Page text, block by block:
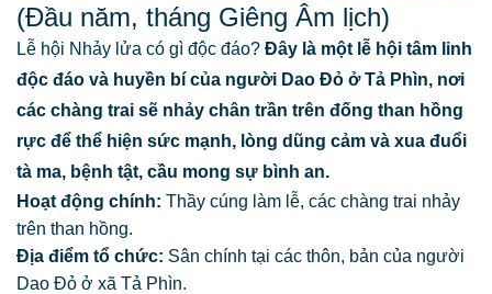
(Đầu năm, tháng Giêng Âm lịch)
Lễ hội Nhảy lửa có gì độc đáo? Đây là một lễ hội tâm linh
độc đáo và huyền bí của người Dao Đỏ ở Tả Phìn, nơi
các chàng trai sẽ nhảy chân trần trên đống than hồng
rực để thể hiện sức mạnh, lòng dũng cảm và xua đuổi
tà ma, bệnh tật, cầu mong sự bình an.
Hoạt động chính: Thầy cúng làm lễ, các chàng trai nhảy
trên than hồng.
Địa điểm tổ chức: Sân chính tại các thôn, bản của người
Dao Đỏ ở xã Tả Phìn.